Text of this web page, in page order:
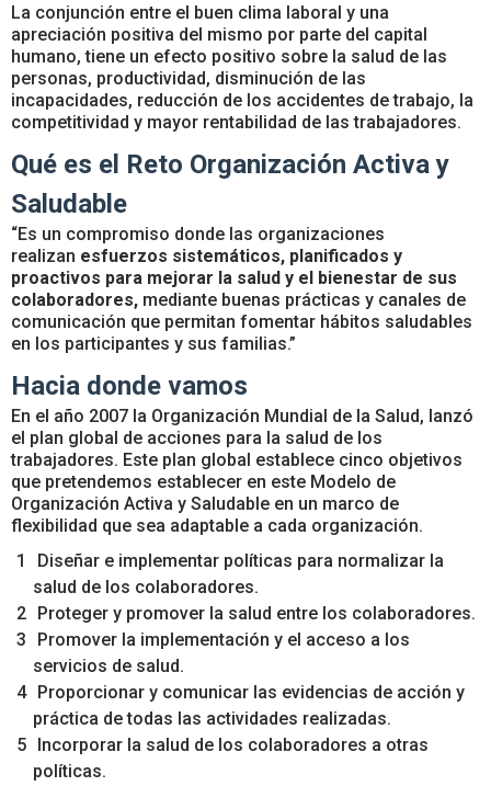
La conjunción entre el buen clima laboral y una
apreciación positiva del mismo por parte del capital
humano, tiene un efecto positivo sobre la salud de las
personas, productividad, disminución de las
incapacidades, reducción de los accidentes de trabajo, la
competitividad y mayor rentabilidad de las trabajadores.
Qué es el Reto Organización Activa y
Saludable
“Es un compromiso donde las organizaciones
realizan esfuerzos sistemáticos, planificados y
proactivos para mejorar la salud y el bienestar de sus
colaboradores, mediante buenas prácticas y canales de
comunicación que permitan fomentar hábitos saludables
en los participantes y sus familias.”
Hacia donde vamos
En el año 2007 la Organización Mundial de la Salud, lanzó
el plan global de acciones para la salud de los
trabajadores. Este plan global establece cinco objetivos
que pretendemos establecer en este Modelo de
Organización Activa y Saludable en un marco de
flexibilidad que sea adaptable a cada organización.
Diseñar e implementar políticas para normalizar la
salud de los colaboradores.
Proteger y promover la salud entre los colaboradores.
Promover la implementación y el acceso a los
servicios de salud.
Proporcionar y comunicar las evidencias de acción y
práctica de todas las actividades realizadas.
Incorporar la salud de los colaboradores a otras
políticas.